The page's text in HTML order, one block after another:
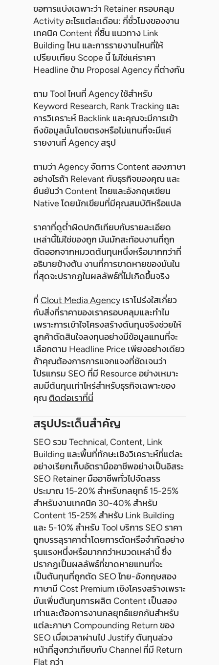
ขอการแบ่งเฉพาะว่า Retainer ครอบคลุม
Activity อะไรแต่ละเดือน: กี่ชั่วโมงของงาน
เทคนิค Content กี่ชิ้น แนวทาง Link
Building ไหน และการรายงานไหนที่ให้
เปรียบเทียบ Scope นี้ ไม่ใช่แค่ราคา
Headline ข้าม Proposal Agency ที่ต่างกัน
ถาม Tool ไหนที่ Agency ใช้สำหรับ
Keyword Research, Rank Tracking และ
การวิเคราะห์ Backlink และคุณจะมีการเข้า
ถึงข้อมูลนั้นโดยตรงหรือไม่แทนที่จะมีแค่
รายงานที่ Agency สรุป
ถามว่า Agency จัดการ Content สองภาษา
อย่างไรถ้า Relevant กับธุรกิจของคุณ และ
ยืนยันว่า Content ไทยและอังกฤษเขียน
Native โดยนักเขียนที่มีคุณสมบัติหรือแปล
ราคาที่ดูต่ำผิดปกติเทียบกับรายละเอียด
เหล่านี้ไม่ใช่ของถูก มันมักสะท้อนงานที่ถูก
ตัดออกจากหมวดต้นทุนหนึ่งหรือมากกว่าที่
อธิบายข้างต้น งานที่การขาดหายของมันใน
ที่สุดจะปรากฏในผลลัพธ์ที่ไม่เกิดขึ้นจริง
ที่ Clout Media Agencyเราโปร่งใสเกี่ยว
กับสิ่งที่ราคาของเราครอบคลุมและทำไม
เพราะการเข้าใจโครงสร้างต้นทุนจริงช่วยให้
ลูกค้าตัดสินใจลงทุนอย่างมีข้อมูลแทนที่จะ
เลือกตาม Headline Price เพียงอย่างเดียว
ถ้าคุณต้องการการแจกแจงที่ชัดเจนว่า
โปรแกรม SEO ที่มี Resource อย่างเหมาะ
สมมีต้นทุนเท่าไหร่สำหรับธุรกิจเฉพาะของ
คุณติดต่อเราที่นี่
สรุปประเด็นสำคัญ
SEO รวม Technical, Content, Link
Building และพื้นที่ทักษะเชิงวิเคราะห์ที่แต่ละ
อย่างเรียกเก็บอัตรามืออาชีพอย่างเป็นอิสระ
SEO Retainer มืออาชีพทั่วไปจัดสรร
ประมาณ 15-20% สำหรับกลยุทธ์ 15-25%
สำหรับงานเทคนิค 30-40% สำหรับ
Content 15-25% สำหรับ Link Building
และ 5-10% สำหรับ Tool บริการ SEO ราคา
ถูกบรรลุราคาต่ำโดยการตัดหรือจำกัดอย่าง
รุนแรงหนึ่งหรือมากกว่าหมวดเหล่านี้ ซึ่ง
ปรากฏเป็นผลลัพธ์ที่ขาดหายแทนที่จะ
เป็นต้นทุนที่ถูกตัด SEO ไทย-อังกฤษสอง
ภาษามี Cost Premium เชิงโครงสร้างเพราะ
มันเพิ่มต้นทุนการผลิต Content เป็นสอง
เท่าและต้องการงานกลยุทธ์แยกกันสำหรับ
แต่ละภาษา Compounding Return ของ
SEO เมื่อเวลาผ่านไป Justify ต้นทุนล่วง
หน้าที่สูงกว่าเทียบกับ Channel ที่มี Return
Flat กว่า